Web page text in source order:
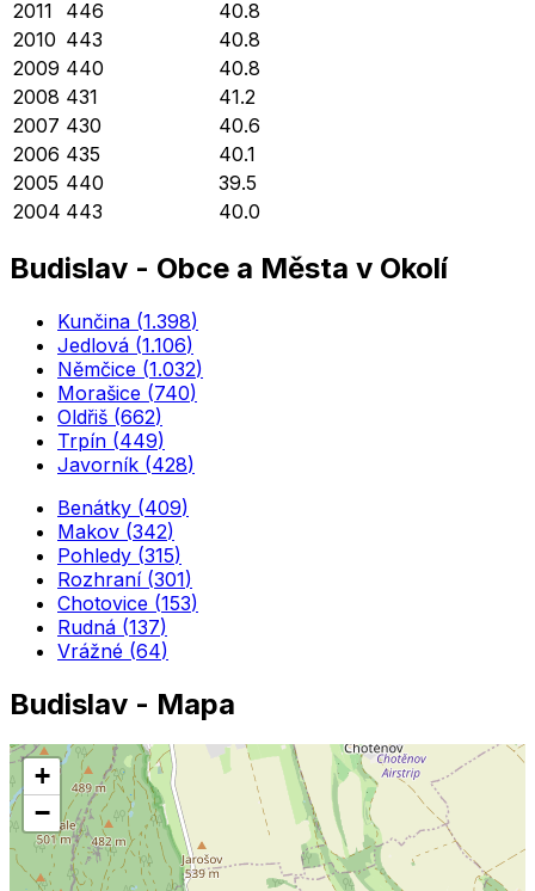
2011 446
40.8
2010 443
40.8
2009 440
40.8
2008 431
41.2
2007 430
40.6
2006 435
40.1
2005 440
39.5
2004 443 40.0
Budislav - Obce a Města v Okolí
Kunčina (1.398)
Jedlová (1.106)
Němčice (1.032)
Morašice (740)
Oldřiš (662)
Trpín (449)
Javorník (428)
Benátky (409)
Makov (342)
Pohledy (315)
Rozhraní(301)
Chotovice (153)
Rudná (137)
Vrážné (64)
Budislav - Mapa
+
−